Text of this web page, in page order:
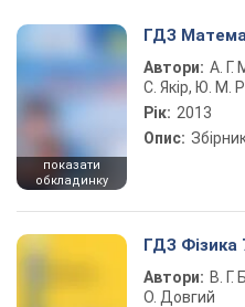
показати
обкладинку
ГДЗ
Автори: А. Г.
С. Якір, Ю. М.
Рік: 2013
Опис:
ГДЗ Фізика
Автори: В. Г.
О. Довгий